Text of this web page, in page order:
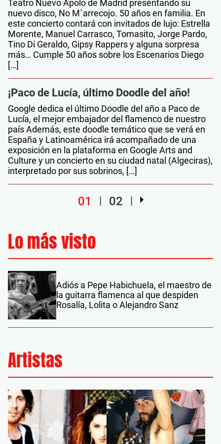
Teatro Nuevo Apolo de Madrid presentando su
nuevo disco, No M´arrecojo. 50 años en familia. En
este concierto contará con invitados de lujo: Estrella
Morente, Manuel Carrasco, Tomasito, Jorge Pardo,
Tino Di Geraldo, Gipsy Rappers y alguna sorpresa
más… Cumple 50 años sobre los Escenarios Diego
[…]
¡Paco de Lucía, último Doodle del año!
Google dedica el último Doodle del año a Paco de
Lucía, el mejor embajador del flamenco de nuestro
país Además, este doodle temático que se verá en
España y Latinoamérica irá acompañado de una
exposición en la plataforma en Google Arts and
Culture y un concierto en su ciudad natal (Algeciras),
interpretado por sus sobrinos, […]
01 02
Lo más visto
Adiós a Pepe Habichuela, el maestro de
la guitarra flamenca al que despiden
Rosalía, Lolita o Alejandro Sanz
Artistas